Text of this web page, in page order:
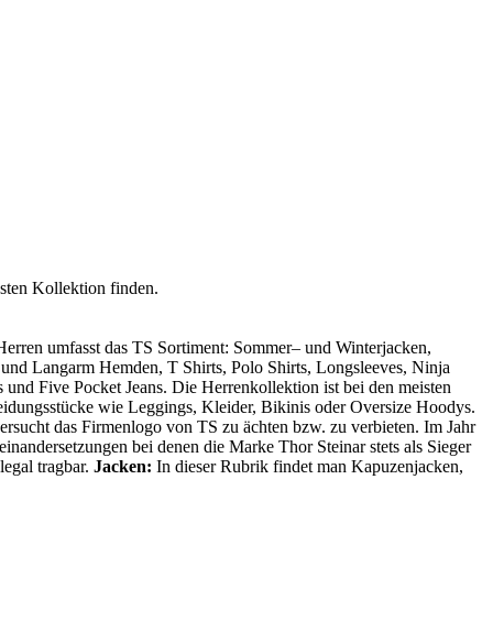
Kollektion finden.
umfasst das TS Sortiment: Sommer– und Winterjacken,
Langarm Hemden, T Shirts, Polo Shirts, Longsleeves, Ninja
Five Pocket Jeans. Die Herrenkollektion ist bei den meisten
wie Leggings, Kleider, Bikinis oder Oversize Hoodys.
das Firmenlogo von TS zu ächten bzw. zu verbieten. Im Jahr
bei denen die Marke Thor Steinar stets als Sieger
tragbar. Jacken: In dieser Rubrik findet man Kapuzenjacken,